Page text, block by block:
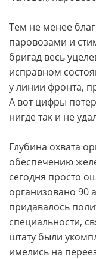
Тем не менее
паровозами и
бригад весь
исправном
у линии фронта,
А вот цифры
нигде так и не
Глубина охвата
обеспечению
сегодня просто
организовано 90
придавалось
специальности,
штату были
имелись на